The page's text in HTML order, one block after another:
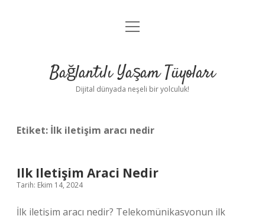
Anasayfa
Yasal Uyarı
menüyü
Bağlantılı Yaşam Tüyoları
Dijital dünyada neşeli bir yolculuk!
Etiket: İlk iletişim aracı nedir
Ilk Iletişim Araci Nedir
Tarih: Ekim 14, 2024
İlk iletişim aracı nedir? Telekomünikasyonun ilk